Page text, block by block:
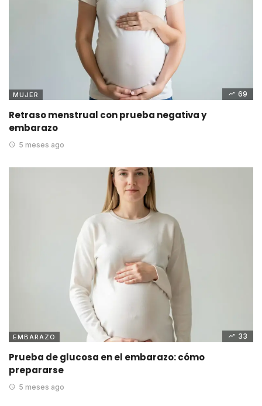
MUJER 69
Retraso menstrual con prueba negativa y
embarazo
5 meses ago
EMBARAZO 33
Prueba de glucosa en el embarazo: cómo
prepararse
5 meses ago